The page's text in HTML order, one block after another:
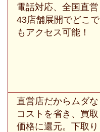
電話対応、全国直営
43店舗展開でどこで
もアクセス可能！
直営店だからムダな
コストを省き、買取
価格に還元。下取り